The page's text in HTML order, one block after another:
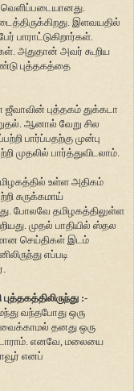
வெளிப்படையானது.
இளவயதில்
பாராட்டுகிறார்கள்.
அதுதான் அவர் கூறிய
புத்தகத்தை
புத்தகம் துக்கடா
ஆனால் வேறு சில
பார்ப்பதற்கு முன்பு
பார்த்துவிடலாம்.
உள்ள அதிகம்
சுருக்கமாய்
போலவே தமிழகத்திலுள்ள
முதல் பாதியில் ஸ்தல
செய்திகள் இடம்
எப்படி
:-
வந்தபோது ஒரு
தனது ஒரு
எனவே, மலையை
எனப்